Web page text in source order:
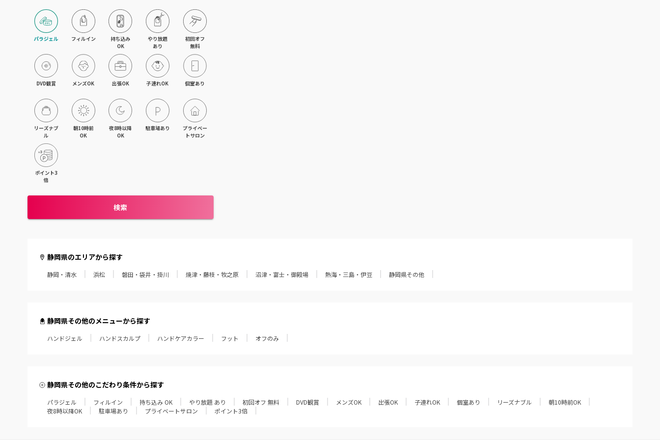
パラジェル フィルイン
持ち込み
OK
やり放題
あり
初回オフ
無料
DVD観賞 メンズOK 出張OK 子連れOK 個室あり
リーズナブ
ル
朝10時前
OK
夜8時以降
OK
駐車場あり
プライベー
トサロン
ポイント3
倍
検索
静岡県のエリアから探す
静岡・清水 浜松 磐田・袋井・掛川 焼津・藤枝・牧之原 沼津・富士・御殿場 熱海・三島・伊豆 静岡県その他
静岡県その他のメニューから探す
ハンドジェル ハンドスカルプ ハンドケアカラー フット オフのみ
静岡県その他のこだわり条件から探す
パラジェル フィルイン 持ち込み OK やり放題 あり 初回オフ 無料 DVD観賞 メンズOK 出張OK 子連れOK 個室あり リーズナブル
朝10時前OK
夜8時以降OK
駐車場あり プライベートサロン ポイント3倍